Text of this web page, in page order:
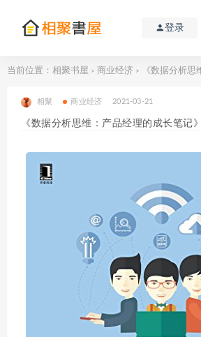
登录
当前位置： 相聚书屋 > 商业经济 > 《数据分析思
相聚 商业经济 2021-03-21
《数据分析思维：产品经理的成长笔记》